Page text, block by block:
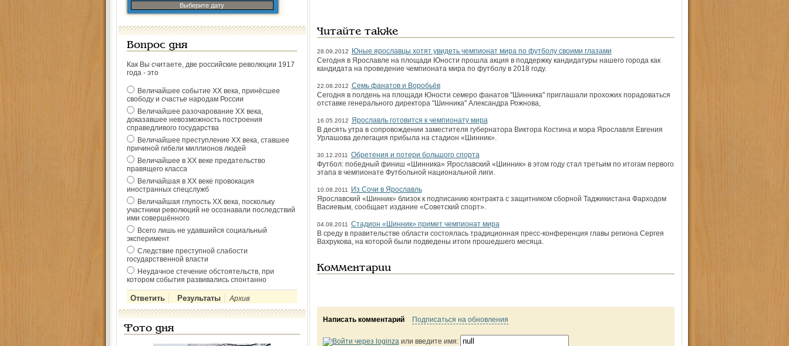
Выберите дату
Вопрос дня
Как Вы считаете, две российские революции 1917
года - это
Величайшее событие ХХ века, принёсшее
свободу и счастье народам России
Величайшее разочарование ХХ века,
доказавшее невозможность построения
справедливого государства
Величайшее преступление ХХ века, ставшее
причиной гибели миллионов людей
Величайшее в ХХ веке предательство
правящего класса
Величайшая в ХХ веке провокация
иностранных спецслужб
Величайшая глупость ХХ века, поскольку
участники революций не осознавали последствий
ими совершённого
Всего лишь не удавшийся социальный
эксперимент
Следствие преступной слабости
государственной власти
Неудачное стечение обстоятельств, при
котором события развивались спонтанно
Архив
Фото дня
Читайте также
28.09.2012
Юные ярославцы хотят увидеть чемпионат мира по футболу своими глазами
Сегодня в Ярославле на площади Юности прошла акция в поддержку кандидатуры нашего города как
кандидата на проведение чемпионата мира по футболу в 2018 году.
22.08.2012 Семь фанатов и Воробьёв
Сегодня в полдень на площади Юности семеро фанатов "Шинника" приглашали прохожих порадоваться
отставке генерального директора "Шинника" Александра Рожнова,
16.05.2012 Ярославль готовится к чемпионату мира
В десять утра в сопровождении заместителя губернатора Виктора Костина и мэра Ярославля Евгения
Урлашова делегация прибыла на стадион «Шинник».
30.12.2011
Обретения и потери большого спорта
Футбол: победный финиш «Шинника» Ярославский «Шинник» в этом году стал третьим по итогам первого
этапа в чемпионате Футбольной национальной лиги.
10.08.2011
Из Сочи в Ярославль
Ярославский «Шинник» близок к подписанию контракта с защитником сборной Таджикистана Фарходом
Васиевым, сообщает издание «Советский спорт».
04.08.2011
Стадион «Шинник» примет чемпионат мира
В среду в правительстве области состоялась традиционная пресс-конференция главы региона Сергея
Вахрукова, на которой были подведены итоги прошедшего месяца.
Комментарии
Написать комментарий Подписаться на обновления
или введите имя: